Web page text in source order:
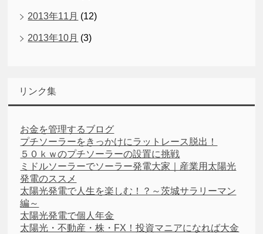
2013年11月 (12)
2013年10月 (3)
リンク集
お金を管理するブログ
プチソーラーをきっかけにラットレース脱出！
５０ｋｗのプチソーラーの設置に挑戦
ミドルソーラーでソーラー発電大家｜産業用太陽光
発電のススメ
太陽光発電で人生を楽しむ！？～茨城サラリーマン
編～
太陽光発電で個人年金
太陽光・不動産・株・FX！投資マニアになれば大金